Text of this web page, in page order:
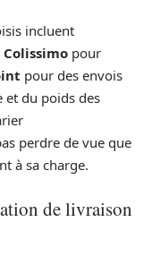
incluent
Colissimo pour
pour des envois
et du poids des
perdre de vue que
à sa charge.
de livraison